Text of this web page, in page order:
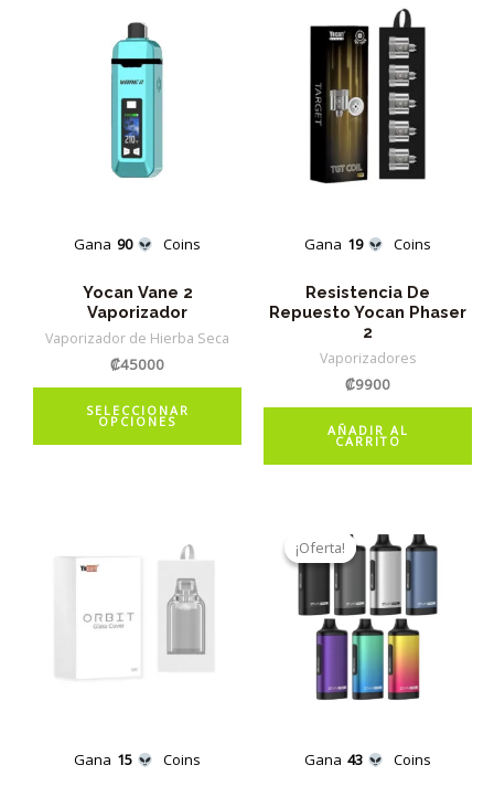
Gana 90 Coins
Yocan Vane 2
Vaporizador
Vaporizador de Hierba Seca
₡45000
SELECCIONAR
OPCIONES
Este
opciones
Gana 19 Coins
Resistencia De
Repuesto Yocan Phaser
2
Vaporizadores
₡9900
AÑADIR AL
CARRITO
Gana 15 Coins
¡Oferta!
Gana 43 Coins
¡Oferta!